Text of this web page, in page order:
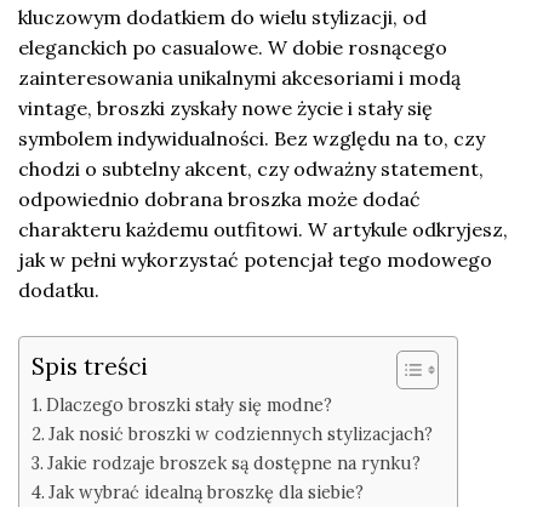
kluczowym dodatkiem do wielu stylizacji, od
eleganckich po casualowe. W dobie rosnącego
zainteresowania unikalnymi akcesoriami i modą
vintage, broszki zyskały nowe życie i stały się
symbolem indywidualności. Bez względu na to, czy
chodzi o subtelny akcent, czy odważny statement,
odpowiednio dobrana broszka może dodać
charakteru każdemu outfitowi. W artykule odkryjesz,
jak w pełni wykorzystać potencjał tego modowego
dodatku.
Spis treści
Dlaczego broszki stały się modne?
Jak nosić broszki w codziennych stylizacjach?
Jakie rodzaje broszek są dostępne na rynku?
Jak wybrać idealną broszkę dla siebie?